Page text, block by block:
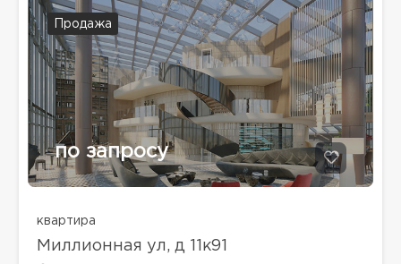
Продажа
по запросу
квартира
Миллионная ул, д 11к91